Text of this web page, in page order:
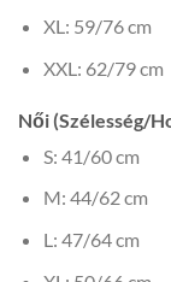
XL: 59/76 cm
XXL: 62/79 cm
Női (Szélesség/
S: 41/60 cm
M: 44/62 cm
L: 47/64 cm